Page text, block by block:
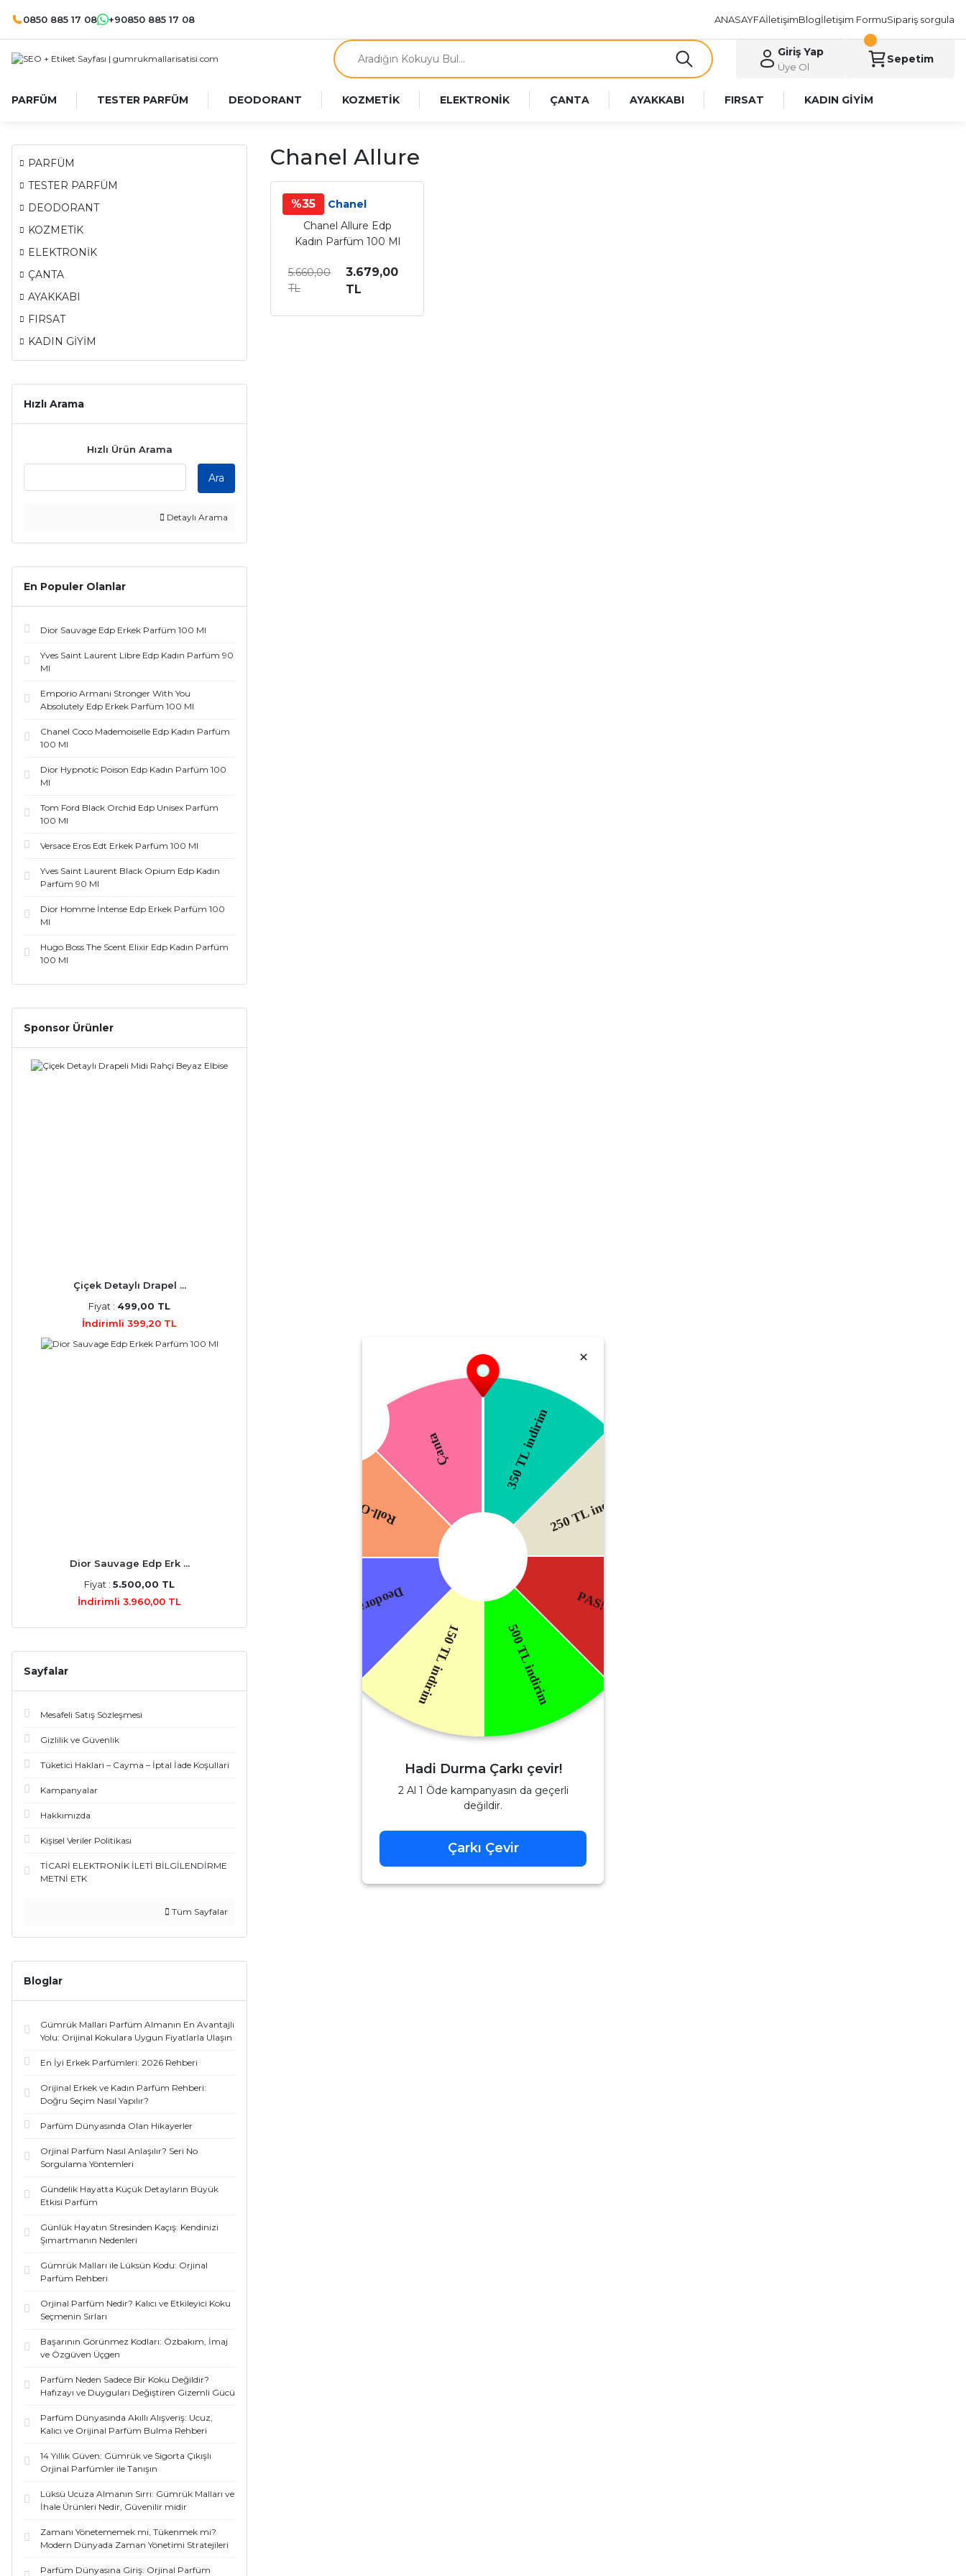
0850 885 17 08 +90850 885 17 08 ANASAYFAİletişimBlogİletişim FormuSipariş sorgula
Giriş Yap
Üye Ol
Sepetim
PARFÜM TESTER PARFÜM DEODORANT KOZMETİK ELEKTRONİK ÇANTA AYAKKABI FIRSAT KADIN GİYİM
PARFÜM
TESTER PARFÜM
DEODORANT
KOZMETİK
ELEKTRONİK
ÇANTA
AYAKKABI
FIRSAT
KADIN GİYİM
Hızlı Arama
Hızlı Ürün Arama
Ara
Detaylı Arama
En Populer Olanlar
Dior Sauvage Edp Erkek Parfüm 100 Ml
Yves Saint Laurent Libre Edp Kadın Parfüm 90
Ml
Emporio Armani Stronger With You
Absolutely Edp Erkek Parfüm 100 Ml
Chanel Coco Mademoiselle Edp Kadın Parfüm
100 Ml
Dior Hypnotic Poison Edp Kadın Parfüm 100
Ml
Tom Ford Black Orchid Edp Unisex Parfüm
100 Ml
Versace Eros Edt Erkek Parfüm 100 Ml
Yves Saint Laurent Black Opium Edp Kadın
Parfüm 90 Ml
Dior Homme İntense Edp Erkek Parfüm 100
Ml
Hugo Boss The Scent Elixir Edp Kadın Parfüm
100 Ml
Sponsor Ürünler
Çiçek Detaylı Drapel ...
Fiyat : 499,00 TL
İndirimli 399,20 TL
Dior Sauvage Edp Erk ...
Fiyat : 5.500,00 TL
İndirimli 3.960,00 TL
Sayfalar
Mesafeli Satış Sözleşmesi
Gizlilik ve Güvenlik
Tüketici Haklari – Cayma – İptal İade Koşullari
Kampanyalar
Hakkımızda
Kişisel Veriler Politikası
TİCARİ ELEKTRONİK İLETİ BİLGİLENDİRME
METNİ ETK
Tüm Sayfalar
Bloglar
Gümrük Malları Parfüm Almanın En Avantajlı
Yolu: Orijinal Kokulara Uygun Fiyatlarla Ulaşın
En İyi Erkek Parfümleri: 2026 Rehberi
Orijinal Erkek ve Kadın Parfüm Rehberi:
Doğru Seçim Nasıl Yapılır?
Parfüm Dünyasında Olan Hikayerler
Orjinal Parfüm Nasıl Anlaşılır? Seri No
Sorgulama Yöntemleri
Gündelik Hayatta Küçük Detayların Büyük
Etkisi Parfüm
Günlük Hayatın Stresinden Kaçış: Kendinizi
Şımartmanın Nedenleri
Gümrük Malları ile Lüksün Kodu: Orjinal
Parfüm Rehberi
Orjinal Parfüm Nedir? Kalıcı ve Etkileyici Koku
Seçmenin Sırları
Başarının Görünmez Kodları: Özbakım, İmaj
ve Özgüven Üçgen
Parfüm Neden Sadece Bir Koku Değildir?
Hafızayı ve Duyguları Değiştiren Gizemli Gücü
Parfüm Dünyasında Akıllı Alışveriş: Ucuz,
Kalıcı ve Orijinal Parfüm Bulma Rehberi
14 Yıllık Güven: Gümrük ve Sigorta Çıkışlı
Orjinal Parfümler ile Tanışın
Lüksü Ucuza Almanın Sırrı: Gümrük Malları ve
İhale Ürünleri Nedir, Güvenilir midir
Zamanı Yönetememek mi, Tükenmek mi?
Modern Dünyada Zaman Yönetimi Stratejileri
Parfüm Dünyasına Giriş: Orjinal Parfüm
Chanel Allure
%35
Chanel
Chanel Allure Edp
Kadın Parfüm 100 Ml
5.660,00
TL
3.679,00
TL
Hadi Durma Çarkı çevir!
2 Al 1 Öde kampanyasın da geçerli
değildir.
Çarkı Çevir